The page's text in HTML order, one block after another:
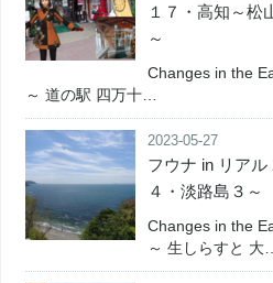
１７・高知～松
～
Changes in the
～ 道の駅 四万十…
2023-05-27
フウナ in リア
４・淡路島３～
Changes in the
～ 生しらすと 大…